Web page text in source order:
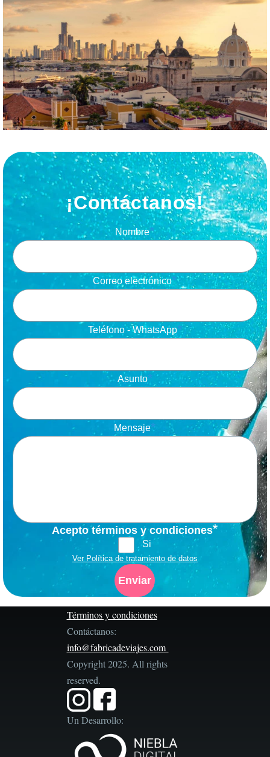
¡Contáctanos!
Nombre
Correo electrónico
Teléfono - WhatsApp
Asunto
Mensaje
Acepto términos y condiciones
Si
Ver Política de tratamiento de datos
Términos y condiciones
Contáctanos:
info@fabricadeviajes.com
Copyright 2025. All rights
reserved.
Un Desarrollo: